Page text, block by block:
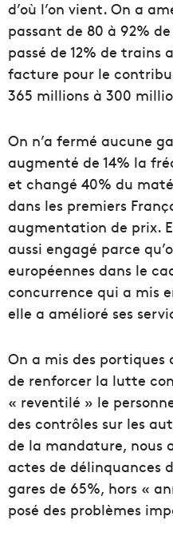
d’où l’on vient. On a
passant de 80 à 92%
passé de 12% de trains
facture pour le
365 millions à 300
On n’a fermé aucune
augmenté de 14% la
et changé 40% du
dans les premiers
augmentation de prix.
aussi engagé parce
européennes dans le
concurrence qui a mis
elle a amélioré ses
On a mis des
de renforcer la lutte
« reventilé » le
des contrôles sur les
de la mandature, nous
actes de délinquances
gares de 65%, hors «
posé des problèmes